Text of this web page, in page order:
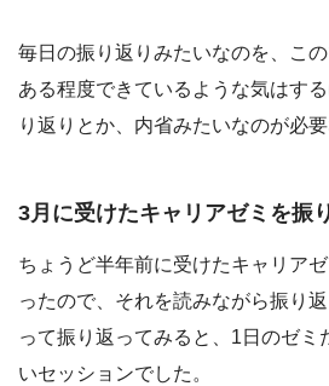
毎日の振り返りみたいなのを、こ
ある程度できているような気はす
り返りとか、内省みたいなのが必要
3月に受けたキャリアゼミを振
ちょうど半年前に受けたキャリア
ったので、それを読みながら振り
って振り返ってみると、1日のゼミ
いセッションでした。